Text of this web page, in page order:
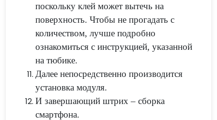
поскольку клей может вытечь на
поверхность. Чтобы не прогадать с
количеством, лучше подробно
ознакомиться с инструкцией, указанной
на тюбике.
Далее непосредственно производится
установка модуля.
И завершающий штрих – сборка
смартфона.